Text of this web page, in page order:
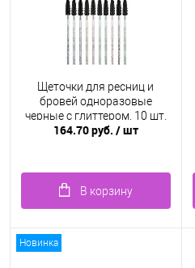
Щеточки для ресниц и
бровей одноразовые
черные c глиттером, 10 шт.
164.70 руб. / шт
В корзину
Новинка